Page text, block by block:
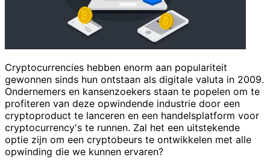
Cryptocurrencies hebben enorm aan populariteit
gewonnen sinds hun ontstaan als digitale valuta in 2009.
Ondernemers en kansenzoekers staan te popelen om te
profiteren van deze opwindende industrie door een
cryptoproduct te lanceren en een handelsplatform voor
cryptocurrency's te runnen. Zal het een uitstekende
optie zijn om een cryptobeurs te ontwikkelen met alle
opwinding die we kunnen ervaren?